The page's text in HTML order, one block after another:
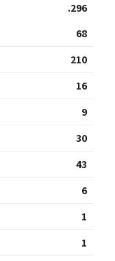
.296
68
210
16
9
30
43
6
1
1